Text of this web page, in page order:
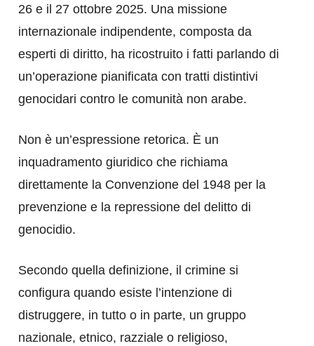
26 e il 27 ottobre 2025. Una missione
internazionale indipendente, composta da
esperti di diritto, ha ricostruito i fatti parlando di
un’operazione pianificata con tratti distintivi
genocidari contro le comunità non arabe.
Non è un’espressione retorica. È un
inquadramento giuridico che richiama
direttamente la Convenzione del 1948 per la
prevenzione e la repressione del delitto di
genocidio.
Secondo quella definizione, il crimine si
configura quando esiste l’intenzione di
distruggere, in tutto o in parte, un gruppo
nazionale, etnico, razziale o religioso,